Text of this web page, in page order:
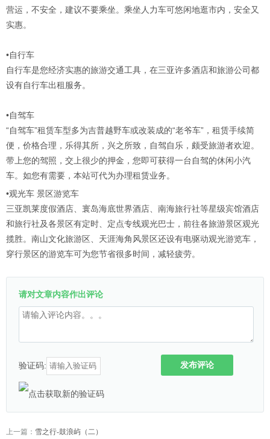
营运，不安全，建议不要乘坐。乘坐人力车可悠闲地逛市内，安全又
实惠。
•自行车
自行车是您经济实惠的旅游交通工具，在三亚许多酒店和旅游公司都
设有自行车出租服务。
•自驾车
“自驾车”租赁车型多为吉普越野车或改装成的“老爷车”，租赁手续简
便，价格合理，乐得其所，兴之所致，自驾自乐，颇受旅游者欢迎。
带上您的驾照，交上很少的押金，您即可获得一台自驾的休闲小汽
车。如您有需要，本站可代为办理租赁业务。
•观光车 景区游览车
三亚凯莱度假酒店、寰岛海底世界酒店、南海旅行社等星级宾馆酒店
和旅行社及各景区有定时、定点专线观光巴士，前往各旅游景区观光
揽胜。南山文化旅游区、天涯海角风景区还设有电驱动观光游览车，
穿行景区的游览车可为您节省很多时间，减轻疲劳。
请对文章内容作出评论
验证码: 发布评论
上一篇： 雪之行-鼓浪屿（二）